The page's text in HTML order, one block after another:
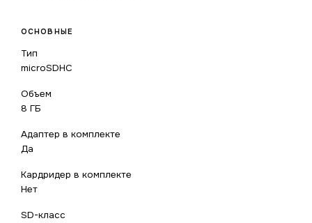
ОСНОВНЫЕ
Тип
microSDHC
Объем
8 ГБ
Адаптер в комплекте
Да
Кардридер в комплекте
Нет
SD-класс